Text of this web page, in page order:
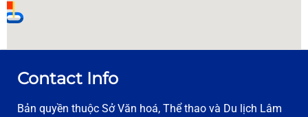
0263 3822260
Contact Info
Bản quyền thuộc Sở Văn hoá, Thể thao và Du lịch Lâm